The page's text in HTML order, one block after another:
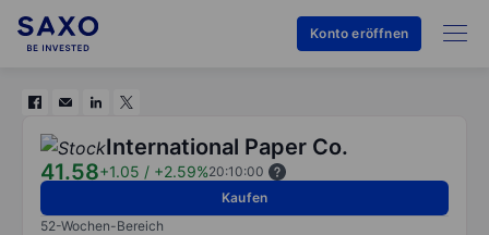
Konto eröffnen
International Paper Co.
41.58+1.05 / +2.59%20:10:00
Kaufen
52-Wochen-Bereich